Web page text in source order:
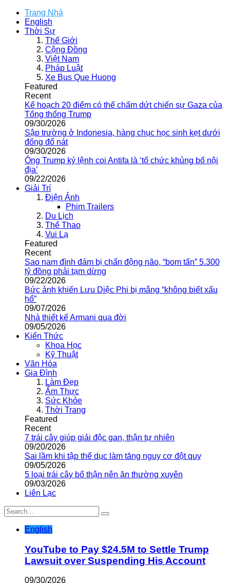
Trang Nhà
English
Thời Sự
Thế Giới
Cộng Đồng
Việt Nam
Pháp Luật
Xe Bus Que Huong
Featured
Recent
Kế hoạch 20 điểm có thể chấm dứt chiến sự Gaza của
Tổng thống Trump
09/30/2026
Sập trường ở Indonesia, hàng chục học sinh kẹt dưới
đống đổ nát
09/30/2026
Ông Trump ký lệnh coi Antifa là ‘tổ chức khủng bố nội
địa’
09/22/2026
Giải Trí
Điện Ảnh
Phim Trailers
Du Lịch
Thể Thao
Vui Lạ
Featured
Recent
Sao nam đình đám bị chấn động não, “bom tấn” 5.300
tỷ đồng phải tạm dừng
09/22/2026
Bức ảnh khiến Lưu Diệc Phi bị mắng “không biết xấu
hổ”
09/07/2026
Nhà thiết kế Armani qua đời
09/05/2026
Kiến Thức
Khoa Học
Kỹ Thuật
Văn Hóa
Gia Đình
Làm Đẹp
Ẩm Thực
Sức Khỏe
Thời Trang
Featured
Recent
7 trái cây giúp giải độc gan, thận tự nhiên
09/20/2026
Sai lầm khi tập thể dục làm tăng nguy cơ đột quỵ
09/05/2026
5 loại trái cây bổ thận nên ăn thường xuyên
09/03/2026
Liên Lạc
English
YouTube to Pay $24.5M to Settle Trump
Lawsuit over Suspending His Account
09/30/2026